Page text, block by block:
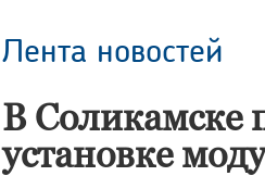
Лента новостей
В Соликамске
установке